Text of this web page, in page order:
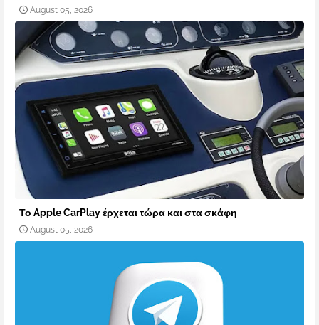
August 05, 2026
Το Apple CarPlay έρχεται τώρα και στα σκάφη
August 05, 2026